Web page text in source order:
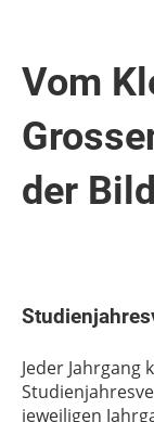
Vom
der
Jeder
jeweiligen